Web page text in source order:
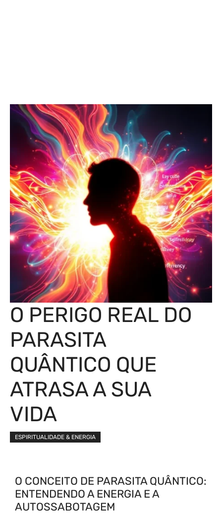
O PERIGO REAL DO
PARASITA
QUÂNTICO QUE
ATRASA A SUA
VIDA
ESPIRITUALIDADE & ENERGIA
O CONCEITO DE PARASITA QUÂNTICO:
ENTENDENDO A ENERGIA E A
AUTOSSABOTAGEM